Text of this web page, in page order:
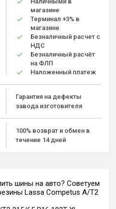
магазине
Терминал +3% в
магазине
Безналичный расчет с
НДС
Безналичный расчёт
на ФЛП
Наложенный платеж
Гарантия на дефекты
завода изготовителя
100% возврат и обмен в
течение 14 дней
шины на авто? Советуем
Lassa Competus A/T2